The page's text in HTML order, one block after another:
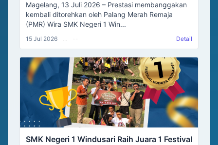
Magelang, 13 Juli 2026 – Prestasi membanggakan
kembali ditorehkan oleh Palang Merah Remaja
(PMR) Wira SMK Negeri 1 Win...
15 Jul 2026 Detail
SMK Negeri 1 Windusari Raih Juara 1 Festival